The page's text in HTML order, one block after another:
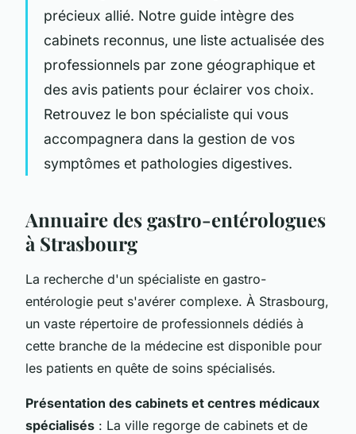
précieux allié. Notre guide intègre des
cabinets reconnus, une liste actualisée des
professionnels par zone géographique et
des avis patients pour éclairer vos choix.
Retrouvez le bon spécialiste qui vous
accompagnera dans la gestion de vos
symptômes et pathologies digestives.
Annuaire des gastro-entérologues
à Strasbourg
La recherche d'un spécialiste en gastro-
entérologie peut s'avérer complexe. À Strasbourg,
un vaste répertoire de professionnels dédiés à
cette branche de la médecine est disponible pour
les patients en quête de soins spécialisés.
Présentation des cabinets et centres médicaux
spécialisés : La ville regorge de cabinets et de